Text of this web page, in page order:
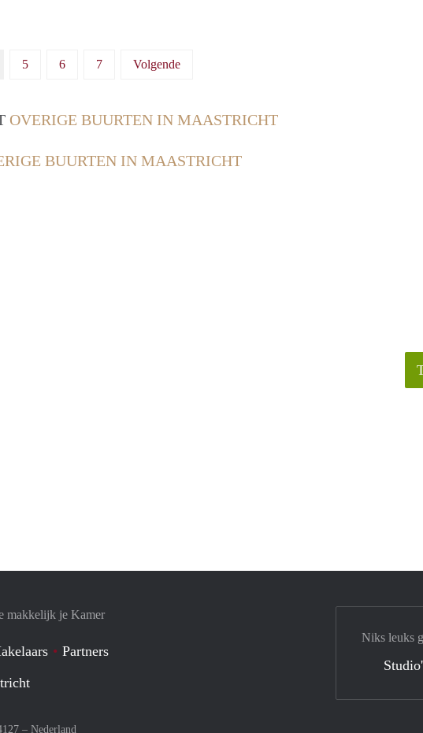
5 6 7 Volgende
OVERIGE BUURTEN IN MAASTRICHT
BUURTEN IN MAASTRICHT
makkelijk je Kamer
Partners
– Nederland
Niks leuks